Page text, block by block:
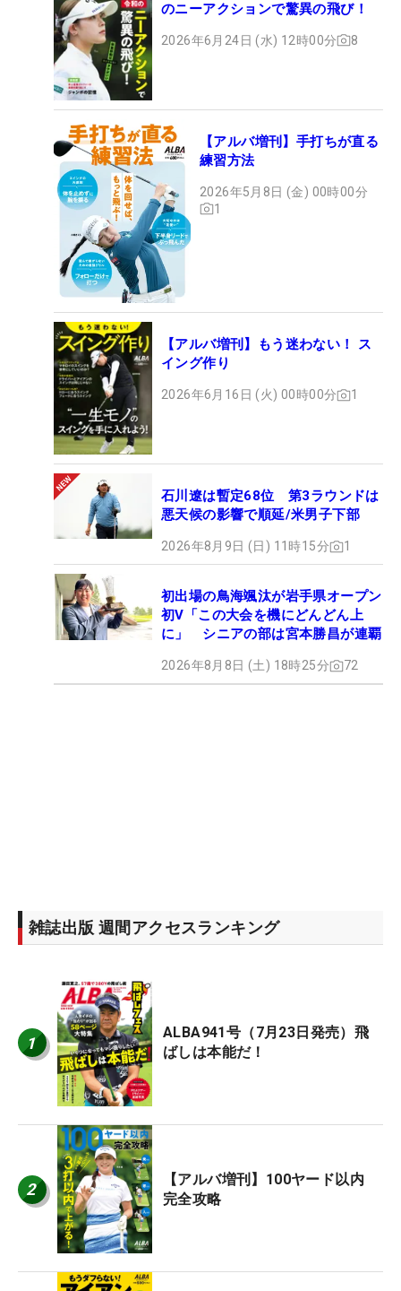
のニーアクションで驚異の飛び！
2026年6月24日 (水) 12時00分 8
【アルバ増刊】手打ちが直る
練習方法
2026年5月8日 (金) 00時00分
1
【アルバ増刊】もう迷わない！ ス
イング作り
2026年6月16日 (火) 00時00分 1
石川遼は暫定68位 第3ラウンドは
悪天候の影響で順延/米男子下部
2026年8月9日 (日) 11時15分 1
初出場の鳥海颯汰が岩手県オープン
初V「この大会を機にどんどん上
に」 シニアの部は宮本勝昌が連覇
2026年8月8日 (土) 18時25分 72
雑誌出版 週間アクセスランキング
1
ALBA941号（7月23日発売）飛
ばしは本能だ！
2
【アルバ増刊】100ヤード以内
完全攻略